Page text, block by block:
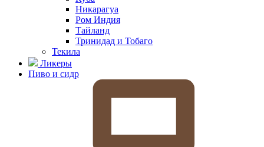
Никарагуа
Ром Индия
Тайланд
Тринидад и Тобаго
Текила
Ликеры
Пиво и сидр